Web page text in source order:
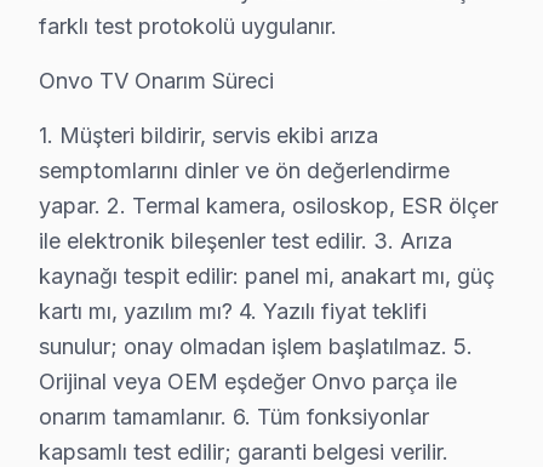
• Yazılım güncelleme ve hata giderme: ₺200 – ₺500
Küçükçekmece'de fiyata dahil olanlar:
• Arıza tespiti (teşhis)
• İşçilik maliyeti
• 2 yıl garanti (parça + işçilik)
• Sigortalı taşıma (gerekirse)
Küçükçekmece'da Onvo televizyon paneli için fiyat
Onvo Servisi Garanti ve Sonrası Destek
Küçükçekmece Onvo TV Servis Garanti Belgesi - 1 Yıl Parça
farklı test protokolü uygulanır.
Onvo TV Onarım Süreci
1. Müşteri bildirir, servis ekibi arıza
semptomlarını dinler ve ön değerlendirme
yapar. 2. Termal kamera, osiloskop, ESR ölçer
ile elektronik bileşenler test edilir. 3. Arıza
kaynağı tespit edilir: panel mi, anakart mı, güç
kartı mı, yazılım mı? 4. Yazılı fiyat teklifi
sunulur; onay olmadan işlem başlatılmaz. 5.
Orijinal veya OEM eşdeğer Onvo parça ile
onarım tamamlanır. 6. Tüm fonksiyonlar
kapsamlı test edilir; garanti belgesi verilir.